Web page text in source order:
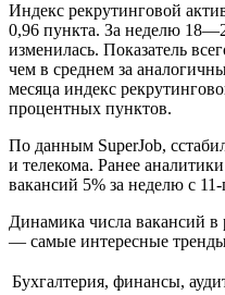
Индекс рекрутинговой
0,96 пункта. За неделю
изменилась. Показатель
чем в среднем за
месяца индекс
процентных пунктов.
По данным SuperJob,
и телекома. Ранее
вакансий 5% за неделю с
Динамика числа вакансий в
— самые интересные
Бухгалтерия, финансы,